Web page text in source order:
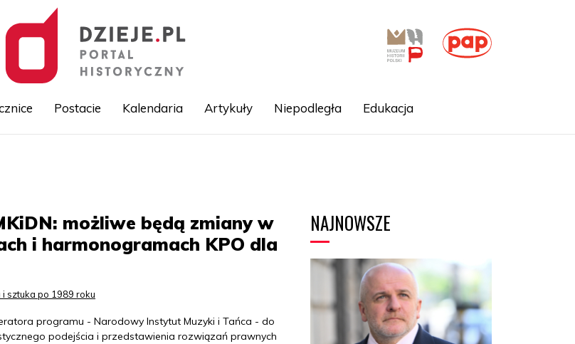
Postacie Kalendaria Artykuły Niepodległa Edukacja
możliwe będą zmiany w
i harmonogramach KPO dla
i sztuka po 1989 roku
programu - Narodowy Instytut Muzyki i Tańca - do
podejścia i przedstawienia rozwiązań prawnych
NAJNOWSZE